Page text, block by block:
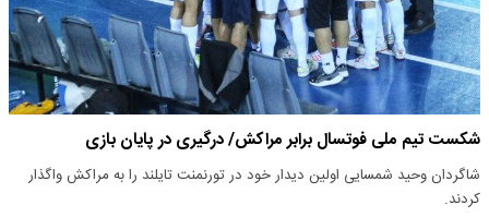
شکست تیم ملی فوتسال برابر مراکش/ درگیری در پایان بازی
شاگردان وحید شمسایی اولین دیدار خود در تورنمنت تایلند را به مراکش واگذار
کردند.